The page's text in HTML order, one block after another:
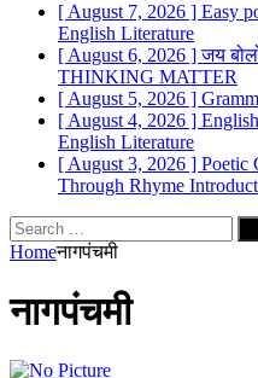
[ August 7, 2026 ] Easy
English Literature
[ August 6, 2026 ]जय
THINKING MATTER
[ August 5, 2026 ]
[ August 4, 2026 ]
English Literature
[ August 3, 2026 ] Poetic
Through Rhyme
Search
for:
Homeनागपंचमी
नागपंचमी